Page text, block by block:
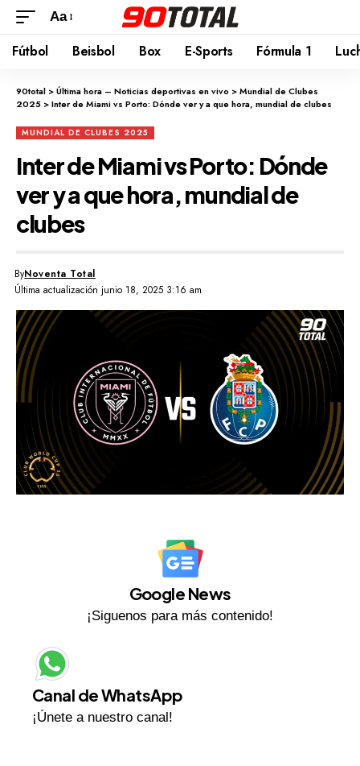
Aa
Fútbol Beisbol Box E-Sports Fórmula 1
90total >Última hora – Noticias deportivas en vivo >Mundial de Clubes
2025 >Inter de Miami vs Porto: Dónde ver y a que hora, mundial de clubes
MUNDIAL DE CLUBES 2025
Inter de Miami vs Porto: Dónde
ver y a que hora, mundial de
clubes
Última actualización junio 18, 2025 3:16 am
ByNoventa Total
Google News
¡Siguenos para más contenido!
Canal de WhatsApp
¡Únete a nuestro canal!